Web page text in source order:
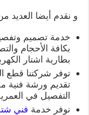
و نقدم أيضا العديد
خدمة تصميم
بكافة الأحجام
بطارية اشتار
توفر شركتنا قطع
تقديم ورشة فنية
التفصيل في
نوفر خدمة فني